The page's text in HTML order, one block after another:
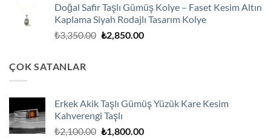
₺3,250.00.fiyat:
₺2,750.00.
Doğal Safir Taşlı Gümüş Kolye – Faset Kesim Altın
Kaplama Siyah Rodajlı Tasarım Kolye
₺3,350.00 Orijinal
₺2,850.00Şu
ÇOK SATANLAR
Erkek Akik Taşlı Gümüş Yüzük Kare Kesim
Kahverengi Taşlı
₺2,100.00 Orijinal
₺1,800.00Şu